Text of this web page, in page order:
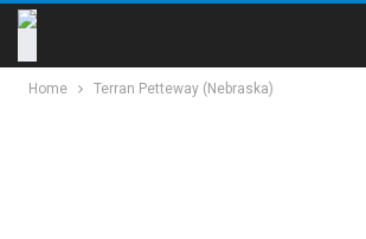
Home Terran Petteway (Nebraska)